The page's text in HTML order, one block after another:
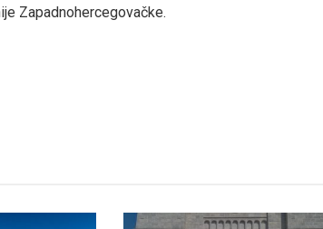
Zapadnohercegovačke.